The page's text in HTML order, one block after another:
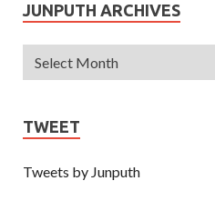
JUNPUTH ARCHIVES
TWEET
Tweets by Junputh